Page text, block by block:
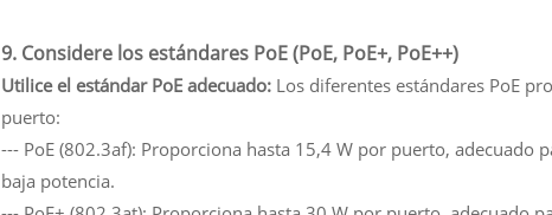
9. Considere los estándares PoE (PoE, PoE+, PoE++)
Utilice el estándar PoE adecuado: Los diferentes estándares PoE
puerto:
--- PoE (802.3af): Proporciona hasta 15,4 W por puerto, adecuado
baja potencia.